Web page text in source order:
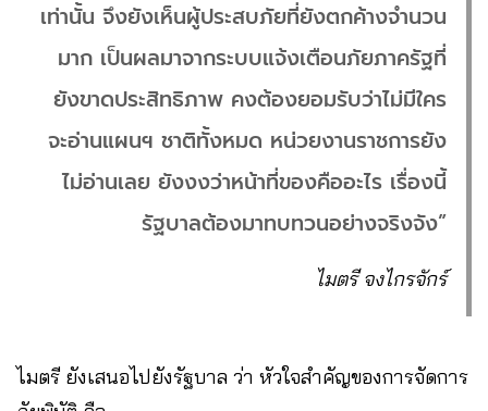
เท่านั้น จึงยังเห็นผู้ประสบภัยที่ยังตกค้างจำนวน
มาก เป็นผลมาจากระบบแจ้งเตือนภัยภาครัฐที่
ยังขาดประสิทธิภาพ คงต้องยอมรับว่าไม่มีใคร
จะอ่านแผนฯ ชาติทั้งหมด หน่วยงานราชการยัง
ไม่อ่านเลย ยังงงว่าหน้าที่ของคืออะไร เรื่องนี้
รัฐบาลต้องมาทบทวนอย่างจริงจัง”
ไมตรี จงไกรจักร์
ไมตรี ยังเสนอไปยังรัฐบาล ว่า หัวใจสำคัญของการจัดการ